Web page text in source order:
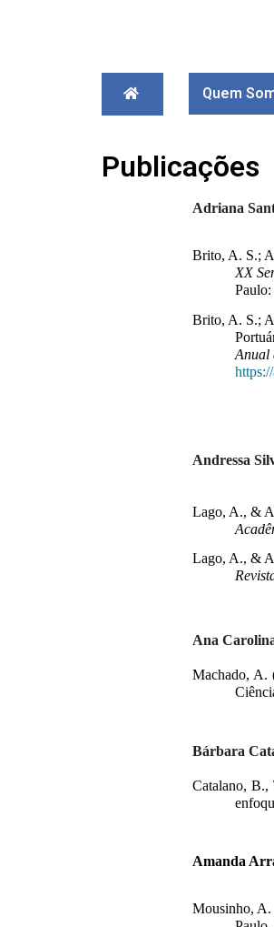
Quem
Publicações
Adriana
Brito, A. S.;
XX
Brito, A. S.;
Anual
Andressa
Lago, A., &
Lago, A., &
Ana
Machado, A.
Bárbara
Catalano, B.,
Amanda
Mousinho, A.